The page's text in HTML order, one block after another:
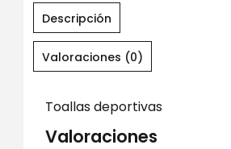
Descripción
Valoraciones (0)
Toallas deportivas
Valoraciones